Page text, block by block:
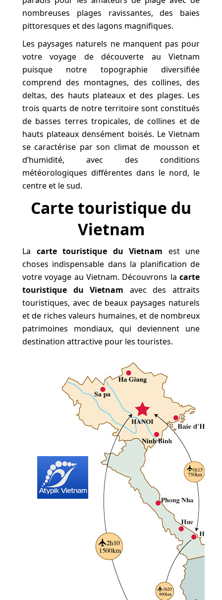
nombreuses plages ravissantes, des baies
pittoresques et des lagons magnifiques.
Les paysages naturels ne manquent pas pour
votre voyage de découverte au Vietnam
puisque notre topographie diversifiée
comprend des montagnes, des collines, des
deltas, des hauts plateaux et des plages. Les
trois quarts de notre territoire sont constitués
de basses terres tropicales, de collines et de
hauts plateaux densément boisés. Le Vietnam
se caractérise par son climat de mousson et
d’humidité, avec des conditions
météorologiques différentes dans le nord, le
centre et le sud.
Carte touristique du
Vietnam
La carte touristique du Vietnam est une
choses indispensable dans la planification de
votre voyage au Vietnam. Découvrons la carte
touristique du Vietnam avec des attraits
touristiques, avec de beaux paysages naturels
et de riches valeurs humaines, et de nombreux
patrimoines mondiaux, qui deviennent une
destination attractive pour les touristes.